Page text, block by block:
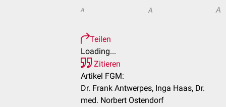
A A A
Teilen
Loading...
Zitieren
Artikel FGM:
Dr. Frank Antwerpes, Inga Haas, Dr.
med. Norbert Ostendorf